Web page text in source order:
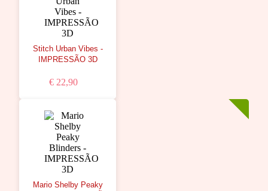
Stitch Urban Vibes -
IMPRESSÃO 3D
€ 22,90
Mario Shelby Peaky